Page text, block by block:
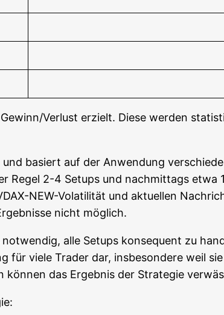
Verlust erzielt. Die­se wer­den
basiert auf der Anwen­dung
Regel 2-4 Set­ups und nach­mit­tags etwa
NEW-Vola­ti­li­tät und aktu­el­len
nicht möglich.
alle Set­ups kon­se­quent zu
für vie­le Trader dar, ins­be­son­de­re weil
das Ergeb­nis der Stra­te­gie